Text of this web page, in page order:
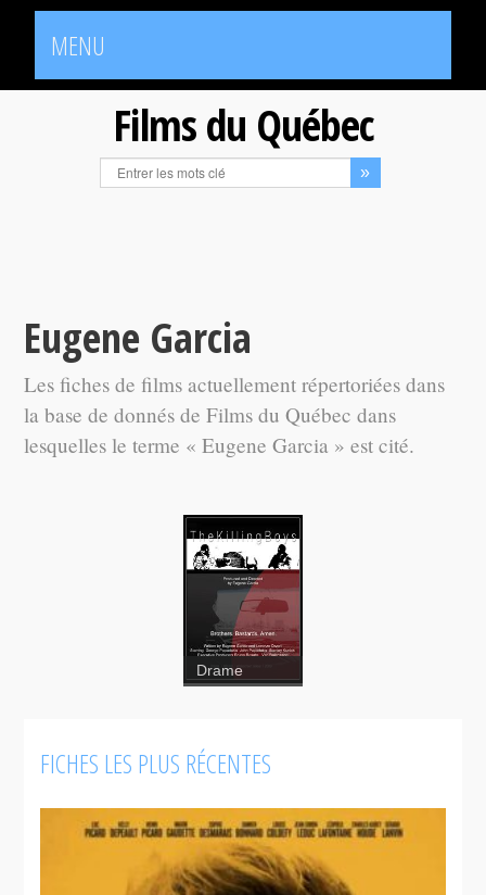
MENU
Films du Québec
Eugene Garcia
Les fiches de films actuellement répertoriées dans
la base de donnés de Films du Québec dans
lesquelles le terme « Eugene Garcia » est cité.
boys
Drame
FICHES LES PLUS RÉCENTES